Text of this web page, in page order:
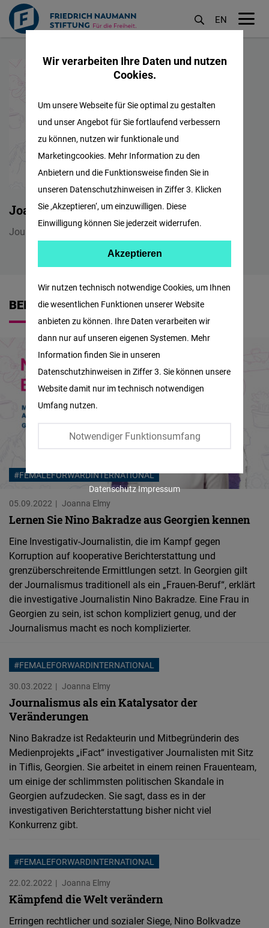
EN
Joanna Elmy
Journalist, Bulgaria
BEITRÄGE
#FEMALEFORWARDINTERNATIONAL
05.09.2022 Joanna Elmy
Lernen Sie Nino Bakradze aus Georgien kennen
Eine Investigativ-Journalistin, die im Kampf gegen
Korruption auf kooperative Berichterstattung und
grenzüberschreitende Ermittlungen setzt. In Georgien gilt
der Journalismus traditionell als ein „Frauen-Beruf“, erklärt
die investigative Journalistin Nino Bakradze. Eine Frau in
Georgien zu sein, ist schon kompliziert genug, und der
Journalismus macht es noch komplizierter.
#FEMALEFORWARDINTERNATIONAL
30.03.2022
Joanna Elmy
Journalismus als ein Katalysator der
Veränderungen
Nino Bakradze ist Redakteurin und Mitbegründerin des
Medienprojekts „iFact“ investigativer Journalisten mit Sitz
in Tiflis, Georgien. Sie arbeitet in einem reinen Frauenteam,
um einige der schlimmsten politischen Skandale in
Georgien aufzudecken. Sie sagt, dass es in der
investigativen Berichterstattung bisher nicht viel
Konkurrenz gibt.
#FEMALEFORWARDINTERNATIONAL
22.02.2022
Joanna Elmy
Kämpfend die Welt verändern
Erringen rechtlicher und sozialer Siege, Nino Bolkvadze
Wir verarbeiten Ihre Daten und nutzen
Cookies.
Wir nutzen technisch notwendige Cookies, um Ihnen
die wesentlichen Funktionen unserer Website
anbieten zu können. Ihre Daten verarbeiten wir
dann nur auf unseren eigenen Systemen. Mehr
Information finden Sie in unseren
Datenschutzhinweisen in Ziffer 3. Sie können unsere
Website damit nur im technisch notwendigen
Umfang nutzen.
Notwendiger Funktionsumfang
Um unsere Webseite für Sie optimal zu gestalten
und unser Angebot für Sie fortlaufend verbessern
zu können, nutzen wir funktionale und
Marketingcookies. Mehr Information zu den
Anbietern und die Funktionsweise finden Sie in
unseren Datenschutzhinweisen in Ziffer 3. Klicken
Sie ‚Akzeptieren‘, um einzuwilligen. Diese
Einwilligung können Sie jederzeit widerrufen.
Facebook
Embed
Twitter
Embed
Instagram
Embed
Google
Embed
Cloudinary
Flickr
Embed
Newsletter2go
Embed
Podigee
Embed
D.Vinci
Embed
Typeform
Embed
Akzeptieren
DatenschutzImpressum